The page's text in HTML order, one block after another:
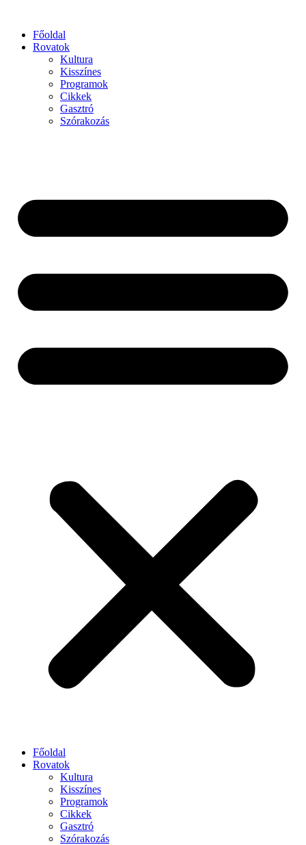
Főoldal
Rovatok
Kultura
Kisszínes
Programok
Cikkek
Gasztró
Szórakozás
Főoldal
Rovatok
Kultura
Kisszínes
Programok
Cikkek
Gasztró
Szórakozás